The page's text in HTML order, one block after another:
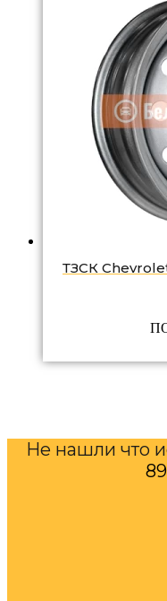
ТЗСК
Не нашли что